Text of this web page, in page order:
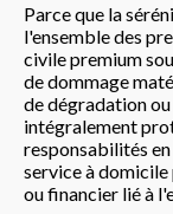
Parce que la
l'ensemble des
civile premium
de dommage
de dégradation
intégralement
responsabilités
service à domicile
ou financier lié à